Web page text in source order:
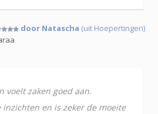
door Natascha (uit Hoepertingen)
voelt zaken goed aan.
inzichten en is zeker de moeite